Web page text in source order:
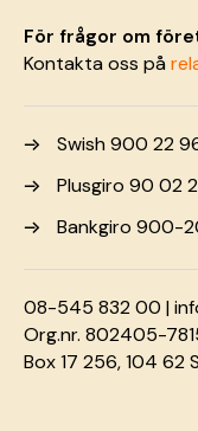
För frågor om
Kontakta oss på
Swish 900 22
Plusgiro 90 02
Bankgiro 900-
08-545 832 00 |
Org.nr. 802405-
Box 17 256, 104 62